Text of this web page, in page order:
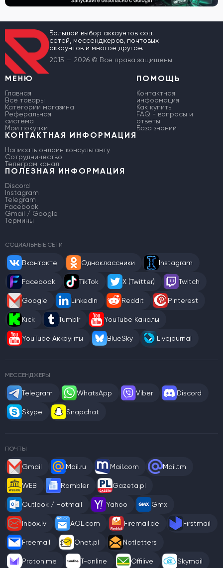
Большой выбор аккаунтов соц.
сетей, мессенджеров, почтовых
аккаунтов и многое другое.
2015 — 2026 © Все права защищены
МЕНЮ
Главная
Все товары
Категории магазина
Реферальная
система
Мои покупки
ПОМОЩЬ
Контактная
информация
Как купить
FAQ - вопросы и
ответы
База знаний
КОНТАКТНАЯ ИНФОРМАЦИЯ
Написать онлайн консультанту
Сотрудничество
Телеграм канал
ПОЛЕЗНАЯ ИНФОРМАЦИЯ
Discord
Instagram
Telegram
Facebook
Gmail / Google
Термины
СОЦИАЛЬНЫЕ СЕТИ
Вконтакте Одноклассники Instagram
Facebook TikTok X (Twitter) Twitch
Google LinkedIn Reddit Pinterest
Kick Tumblr YouTube Каналы
YouTube Аккаунты BlueSky Livejournal
МЕССЕНДЖЕРЫ
Telegram WhatsApp Viber Discord
Skype Snapchat
ПОЧТЫ
Gmail Mail.ru Mail.com Mail.tm
WEB Rambler Gazeta.pl
Outlook / Hotmail Yahoo Gmx
Inbox.lv AOL.com Firemail.de Firstmail
Freemail Onet.pl Notletters
Proton.me T-online Offilive Skymail